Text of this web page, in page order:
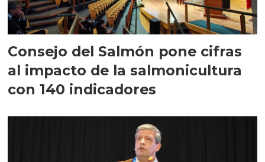
Consejo del Salmón pone cifras
al impacto de la salmonicultura
con 140 indicadores